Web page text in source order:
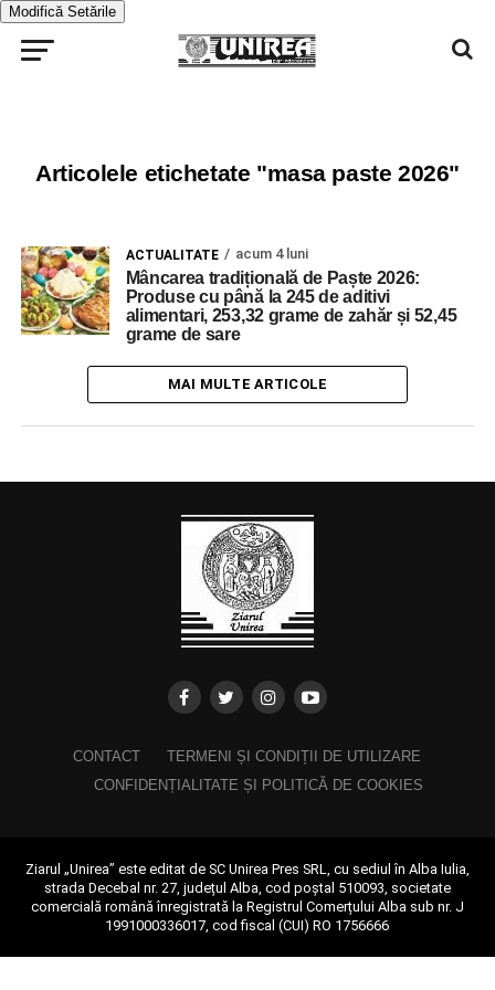
Modifică Setările
Articolele etichetate "masa paste 2026"
ACTUALITATE acum 4 luni
Mâncarea tradițională de Paște 2026:
Produse cu până la 245 de aditivi
alimentari, 253,32 grame de zahăr și 52,45
grame de sare
MAI MULTE ARTICOLE
CONTACT
TERMENI ȘI CONDIȚII DE UTILIZARE
CONFIDENȚIALITATE ȘI POLITICĂ DE COOKIES
Ziarul „Unirea” este editat de SC Unirea Pres SRL, cu sediul în Alba Iulia,
strada Decebal nr. 27, județul Alba, cod poștal 510093, societate
comercială română înregistrată la Registrul Comerțului Alba sub nr. J
1991000336017, cod fiscal (CUI) RO 1756666